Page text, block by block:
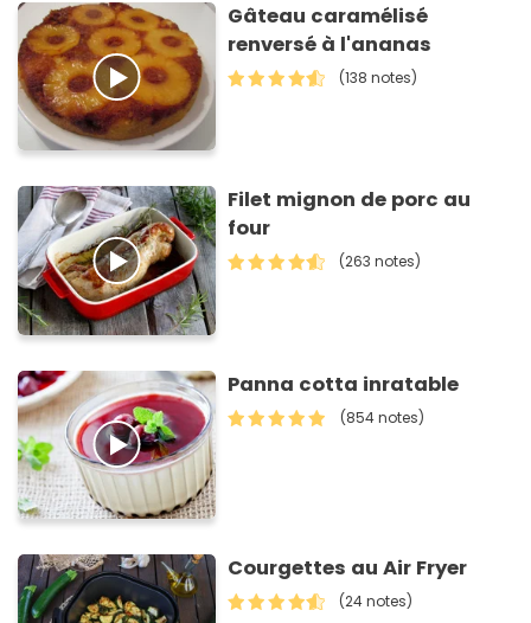
Gâteau caramélisé
renversé à l'ananas
(138 notes)
Filet mignon de porc au
four
(263 notes)
Panna cotta inratable
(854 notes)
Courgettes au Air Fryer
(24 notes)